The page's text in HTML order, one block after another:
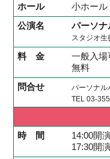
小ホール
パーソ
スタジオ生
一般入場
無料
パーソナル
TEL 03-
14:00開
17:30開